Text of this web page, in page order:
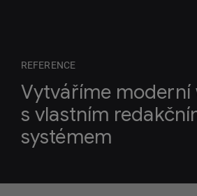
REFERENCE
Vytváříme moderní
s vlastním
systémem